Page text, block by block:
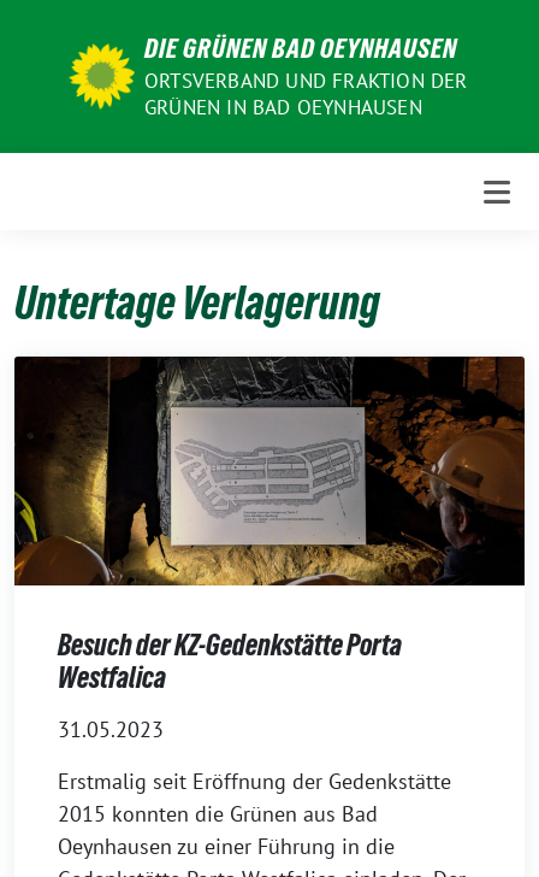
DIE GRÜNEN BAD OEYNHAUSEN
ORTSVERBAND UND FRAKTION DER
GRÜNEN IN BAD OEYNHAUSEN
Untertage Verlagerung
Besuch der KZ-Gedenkstätte Porta
Westfalica
31.05.2023
Erstmalig seit Eröffnung der Gedenkstätte
2015 konnten die Grünen aus Bad
Oeynhausen zu einer Führung in die